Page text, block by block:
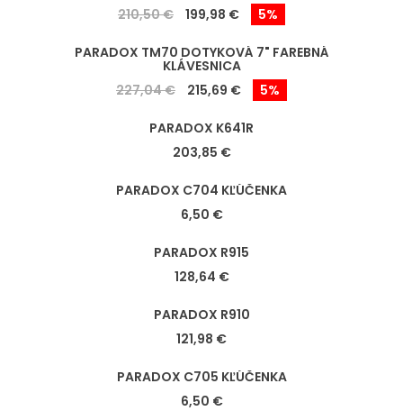
210,50 €
199,98 € 5%
PARADOX TM70 DOTYKOVÁ 7" FAREBNÁ
KLÁVESNICA
227,04 €
215,69 € 5%
PARADOX K641R
203,85 €
PARADOX C704 KĽÚČENKA
6,50 €
PARADOX R915
128,64 €
PARADOX R910
121,98 €
PARADOX C705 KĽÚČENKA
6,50 €